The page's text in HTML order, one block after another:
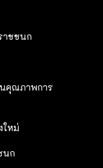
าชชนก
คุณภาพการ
ใหม่
นก